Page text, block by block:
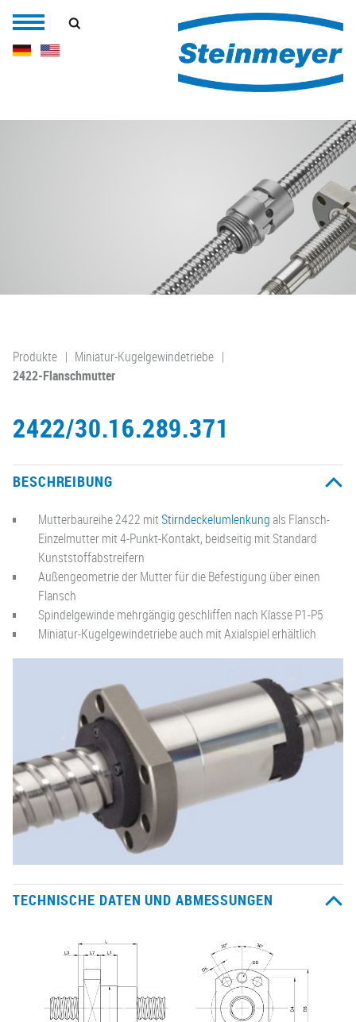
Produkte
Miniatur-Kugelgewindetriebe
2422-Flanschmutter
2422/30.16.289.371
BESCHREIBUNG
Mutterbaureihe 2422 mitStirndeckelumlenkungals Flansch-
Einzelmutter mit 4-Punkt-Kontakt, beidseitig mit Standard
Kunststoffabstreifern
Außengeometrie der Mutter für die Befestigung über einen
Flansch
Spindelgewinde mehrgängig geschliffen nach Klasse P1-P5
Miniatur-Kugelgewindetriebe auch mit Axialspiel erhältlich
TECHNISCHE DATEN UND ABMESSUNGEN